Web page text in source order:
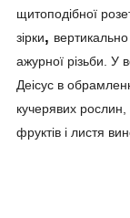
щитоподібної
зірки, вертикально
ажурної різьби. У
Деісус в
кучерявих рослин,
фруктів і листя